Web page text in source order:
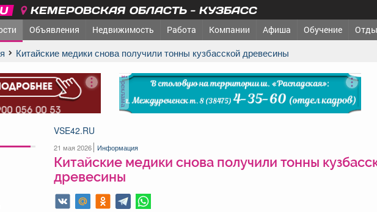
КЕМЕРОВСКАЯ ОБЛАСТЬ - КУЗБАСС
Объявления Недвижимость Работа Компании Афиша Обучение
Китайские медики снова получили тонны кузбасской древесины
реклама
VSE42.RU
21 мая 2026 Информация
Китайские медики снова получили тонны
древесины